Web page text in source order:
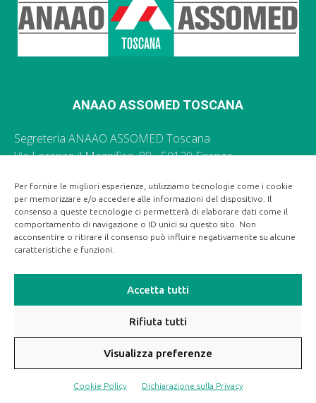
Per fornire le migliori esperienze, utilizziamo tecnologie come i cookie
per memorizzare e/o accedere alle informazioni del dispositivo. Il
consenso a queste tecnologie ci permetterà di elaborare dati come il
comportamento di navigazione o ID unici su questo sito. Non
acconsentire o ritirare il consenso può influire negativamente su alcune
caratteristiche e funzioni.
Accetta tutti
Rifiuta tutti
Visualizza preferenze
Cookie Policy Dichiarazione sulla Privacy
ANAAO ASSOMED TOSCANA
Segreteria ANAAO ASSOMED Toscana
Via Lorenzo il Magnifico, 88 - 50129 Firenze
Ufficio Stampa Regionale ANAAO ASSOMED Toscana
055 496035 - segr.toscana@anaao.it
© 2021 ANAAO TOSCANA by OfficineADV